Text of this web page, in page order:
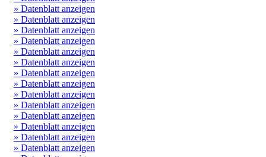
» Datenblatt anzeigen
» Datenblatt anzeigen
» Datenblatt anzeigen
» Datenblatt anzeigen
» Datenblatt anzeigen
» Datenblatt anzeigen
» Datenblatt anzeigen
» Datenblatt anzeigen
» Datenblatt anzeigen
» Datenblatt anzeigen
» Datenblatt anzeigen
» Datenblatt anzeigen
» Datenblatt anzeigen
» Datenblatt anzeigen